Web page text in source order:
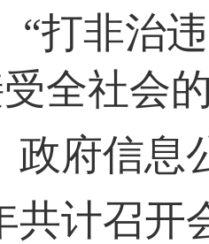
“打非治
全社会
政府信息
共计召开